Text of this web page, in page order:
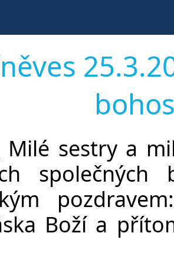
Milé sestry a
společných
Boží a